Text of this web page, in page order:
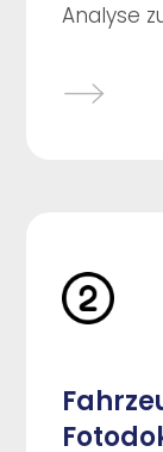
Analyse